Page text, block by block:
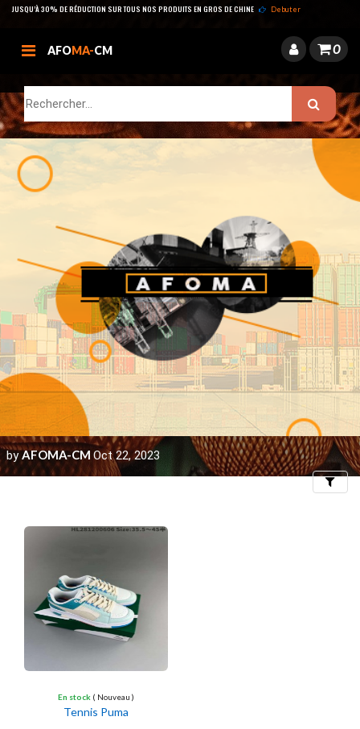
JUSQU’À 30% DE RÉDUCTION SUR TOUS NOS PRODUITS EN GROS DE CHINE Debuter
AFOMA-CM 0
byAFOMA-CM Oct 22, 2023
Filters
En stock ( Nouveau )
Tennis Puma